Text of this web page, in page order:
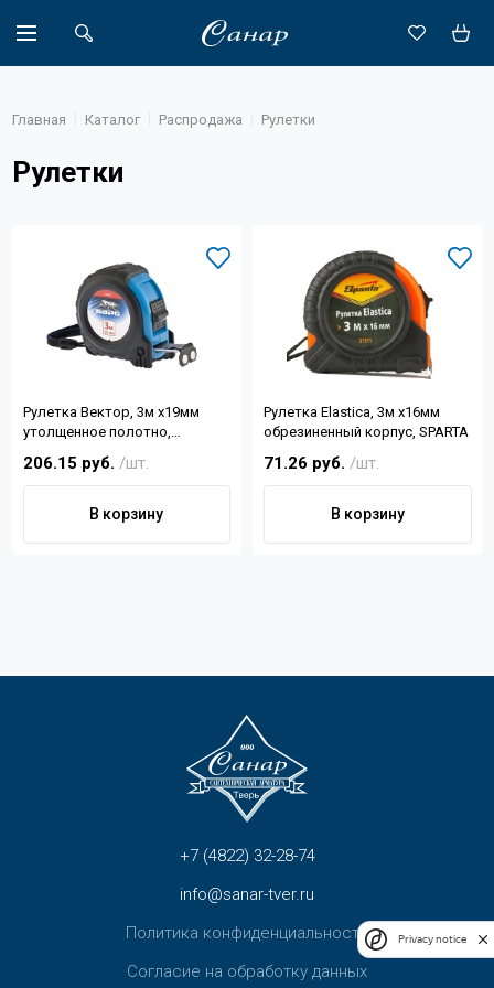
Каталог
О компании
Партнеры
Главная Каталог Распродажа Рулетки
Рулетки
Рулетка Вектор, 3м х19мм
утолщенное полотно,
магнитный зацеп,
обрезиненный корпус, БАРС
206.15 руб. /шт.
В корзину
Рулетка Elastica, 3м х16мм
обрезиненный корпус, SPARTA
71.26 руб. /шт.
В корзину
+7 (4822) 32-28-74
info@sanar-tver.ru
Политика конфиденциальности
Согласие на обработку данных
Privacy notice